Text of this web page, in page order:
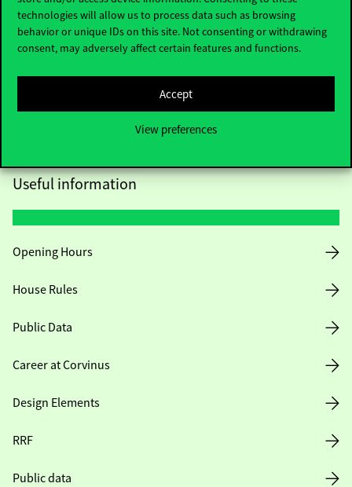
technologies will allow us to process data such as browsing
behavior or unique IDs on this site. Not consenting or withdrawing
consent, may adversely affect certain features and functions.
Accept
View preferences
For current students HUB
Press:press@uni-corvinus.hu
Useful information
Opening Hours
House Rules
Public Data
Career at Corvinus
Design Elements
RRF
Public data